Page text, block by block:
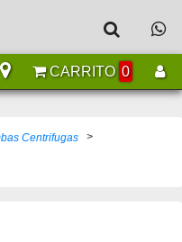
CARRITO 0
Centrifugas >